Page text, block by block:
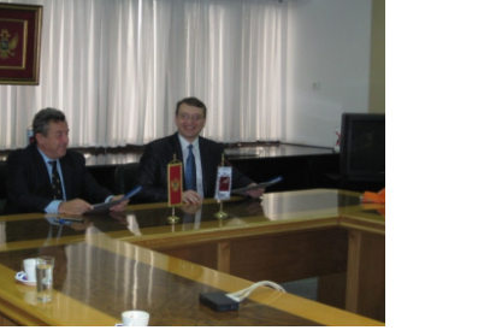
View Large